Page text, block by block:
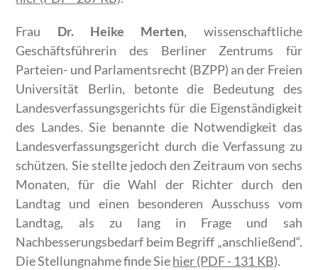
Frau Dr. Heike Merten, wissenschaftliche
Geschäftsführerin des Berliner Zentrums für
Parteien- und Parlamentsrecht (BZPP) an der Freien
Universität Berlin, betonte die Bedeutung des
Landesverfassungsgerichts für die Eigenständigkeit
des Landes. Sie benannte die Notwendigkeit das
Landesverfassungsgericht durch die Verfassung zu
schützen. Sie stellte jedoch den Zeitraum von sechs
Monaten, für die Wahl der Richter durch den
Landtag und einen besonderen Ausschuss vom
Landtag, als zu lang in Frage und sah
Nachbesserungsbedarf beim Begriff „anschließend“.
Die Stellungnahme finde Siehier (PDF - 131 KB).